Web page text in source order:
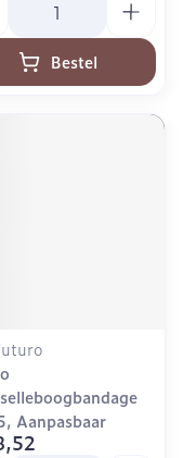
Bestel
Aanpasbaar